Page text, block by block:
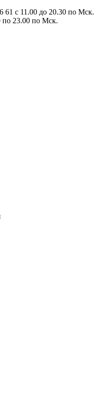
61 c 11.00 до 20.30 по Мcк.
по 23.00 по Мcк.